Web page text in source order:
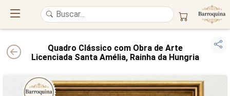
Quadro Clássico com Obra de Arte
Licenciada Santa Amélia, Rainha da Hungria